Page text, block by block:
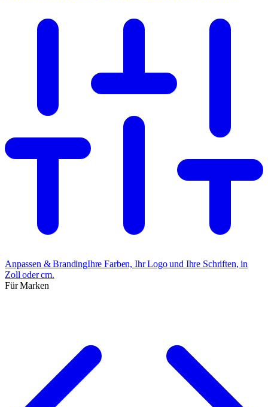
Anpassen & BrandingIhre Farben, Ihr Logo und Ihre Schriften, in
Zoll oder cm.
Für Marken